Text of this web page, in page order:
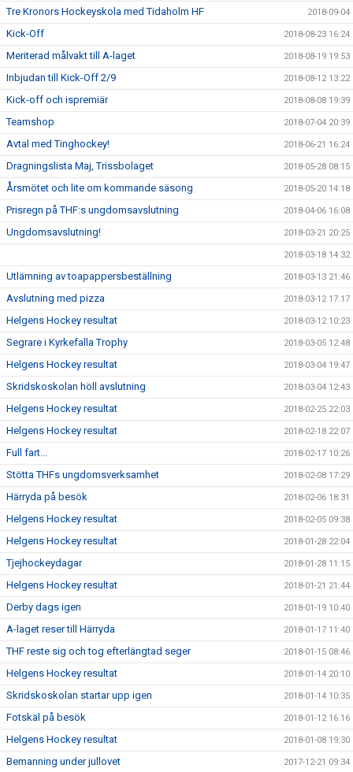
Tre Kronors Hockeyskola med Tidaholm HF 2018-09-04
Kick-Off 2018-08-23 16:24
Meriterad målvakt till A-laget 2018-08-19 19:53
Inbjudan till Kick-Off 2/9 2018-08-12 13:22
Kick-off och ispremiär 2018-08-08 19:39
Teamshop 2018-07-04 20:39
Avtal med Tinghockey! 2018-06-21 16:24
Dragningslista Maj, Trissbolaget 2018-05-28 08:15
Årsmötet och lite om kommande säsong 2018-05-20 14:18
Prisregn på THF:s ungdomsavslutning 2018-04-06 16:08
Ungdomsavslutning! 2018-03-21 20:25
2018-03-18 14:32
Utlämning av toapappersbeställning 2018-03-13 21:46
Avslutning med pizza 2018-03-12 17:17
Helgens Hockey resultat 2018-03-12 10:23
Segrare i Kyrkefalla Trophy 2018-03-05 12:48
Helgens Hockey resultat 2018-03-04 19:47
Skridskoskolan höll avslutning 2018-03-04 12:43
Helgens Hockey resultat 2018-02-25 22:03
Helgens Hockey resultat 2018-02-18 22:07
Full fart... 2018-02-17 10:26
Stötta THFs ungdomsverksamhet 2018-02-08 17:29
Härryda på besök 2018-02-06 18:31
Helgens Hockey resultat 2018-02-05 09:38
Helgens Hockey resultat 2018-01-28 22:04
Tjejhockeydagar 2018-01-28 11:15
Helgens Hockey resultat 2018-01-21 21:44
Derby dags igen 2018-01-19 10:40
A-laget reser till Härryda 2018-01-17 11:40
THF reste sig och tog efterlängtad seger 2018-01-15 08:46
Helgens Hockey resultat 2018-01-14 20:10
Skridskoskolan startar upp igen 2018-01-14 10:35
Fotskäl på besök 2018-01-12 16:16
Helgens Hockey resultat 2018-01-08 19:30
Bemanning under jullovet 2017-12-21 09:34